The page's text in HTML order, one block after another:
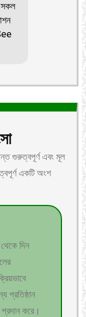
সকল
গুরুত্বপূর্ণ এবং মূল
একটি অংশ
দিন
প্রতিষ্ঠান
প্রদান করে।